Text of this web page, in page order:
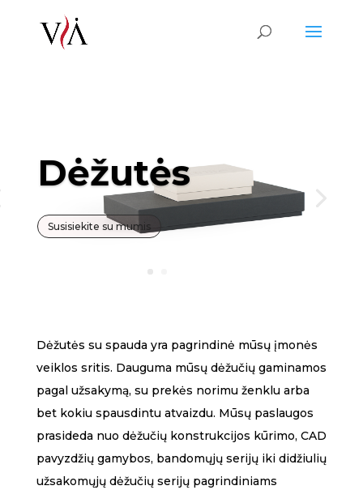
Dėžutės
Susisiekite su mumis
Dėžutės su spauda yra pagrindinė mūsų įmonės
veiklos sritis. Dauguma mūsų dėžučių gaminamos
pagal užsakymą, su prekės norimu ženklu arba
bet kokiu spausdintu atvaizdu. Mūsų paslaugos
prasideda nuo dėžučių konstrukcijos kūrimo, CAD
pavyzdžių gamybos, bandomųjų serijų iki didžiulių
užsakomųjų dėžučių serijų pagrindiniams